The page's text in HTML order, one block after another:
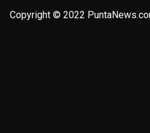
Copyright © 2022